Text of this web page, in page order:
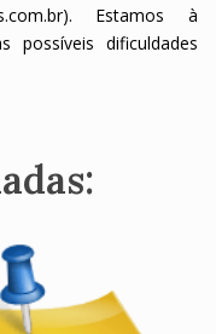
Estamos à
possíveis dificuldades